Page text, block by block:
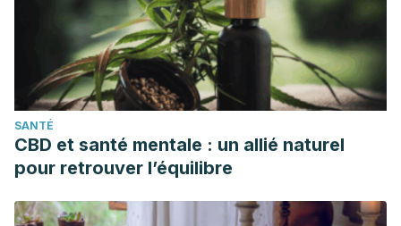
SANTÉ
CBD et santé mentale : un allié naturel
pour retrouver l’équilibre